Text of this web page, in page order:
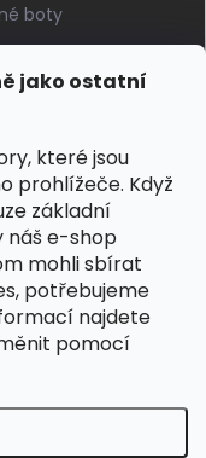
jako ostatní
které jsou
prohlížeče. Když
základní
náš e-shop
mohli sbírat
potřebujeme
najdete
pomocí
boty
pravé kůže, dotek